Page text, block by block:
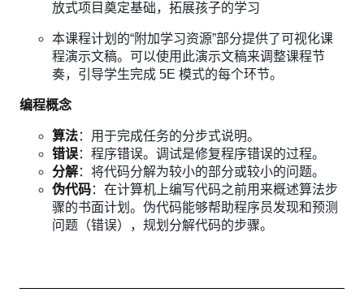
放式项目奠定基础，拓展孩子的学习
本课程计划的“附加学习资源”部分提供了可视化课
程演示文稿。可以使用此演示文稿来调整课程节
奏，引导学生完成 5E 模式的每个环节。
编程概念
算法：用于完成任务的分步式说明。
错误：程序错误。调试是修复程序错误的过程。
分解：将代码分解为较小的部分或较小的问题。
伪代码：在计算机上编写代码之前用来概述算法步
骤的书面计划。伪代码能够帮助程序员发现和预测
问题（错误），规划分解代码的步骤。